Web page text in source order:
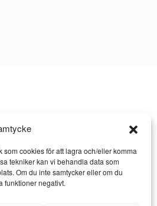
cookies för att lagra och/eller komma
tekniker kan vi behandla data som
Om du inte samtycker eller om du
funktioner negativt.